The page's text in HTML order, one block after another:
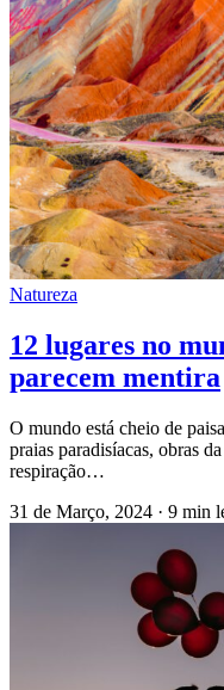
Natureza
12 lugares no
parecem mentira
O mundo está cheio de
praias paradisíacas, obras
respiração…
31 de Março, 2024 · 9 min